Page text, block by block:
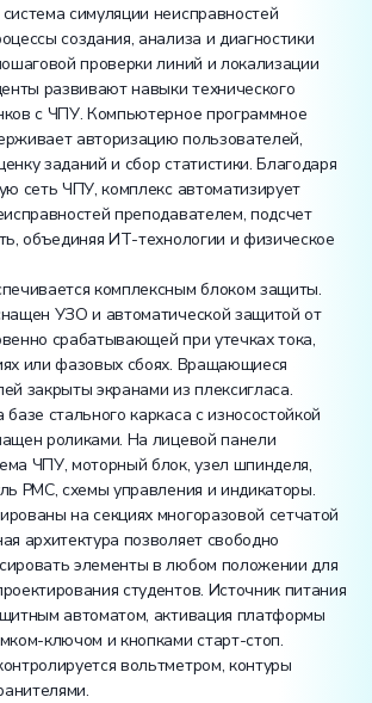
симуляции неисправностей
создания, анализа и диагностики
проверки линий и локализации
развивают навыки технического
с ЧПУ. Компьютерное программное
авторизацию пользователей,
заданий и сбор статистики. Благодаря
сеть ЧПУ, комплекс автоматизирует
преподавателем, подсчет
объединяя ИТ-технологии и физическое
комплексным блоком защиты.
УЗО и автоматической защитой от
срабатывающей при утечках тока,
или фазовых сбоях. Вращающиеся
закрыты экранами из плексигласа.
стального каркаса с износостойкой
роликами. На лицевой панели
ЧПУ, моторный блок, узел шпинделя,
PMC, схемы управления и индикаторы.
на секциях многоразовой сетчатой
архитектура позволяет свободно
элементы в любом положении для
студентов. Источник питания
автоматом, активация платформы
ключом и кнопками старт-стоп.
вольтметром, контуры